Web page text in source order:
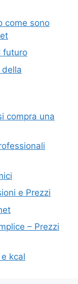
come sono
futuro
della
compra una
e Prezzi
– Prezzi
kcal